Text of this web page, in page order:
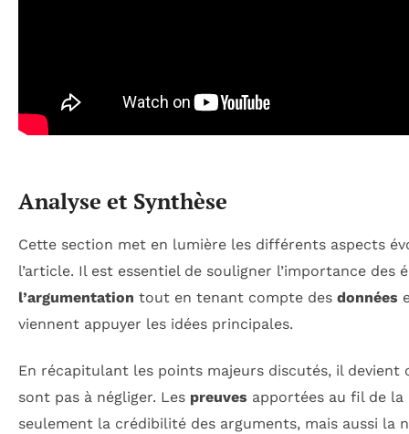
Analyse et Synthèse
Cette section met en lumière les différents aspects
l’article. Il est essentiel de souligner l’importance des
l’argumentation tout en tenant compte des données
viennent appuyer les idées principales.
En récapitulant les points majeurs discutés, il devient
sont pas à négliger. Les preuves apportées au fil de
seulement la crédibilité des arguments, mais aussi la